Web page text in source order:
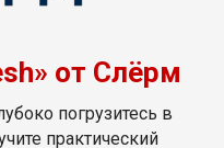
от Слёрм
погрузитесь в
практический